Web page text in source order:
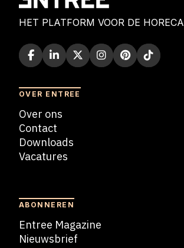
HET PLATFORM VOOR DE HORECA
OVER ENTREE
Over ons
Contact
Downloads
Vacatures
ABONNEREN
Entree Magazine
Nieuwsbrief